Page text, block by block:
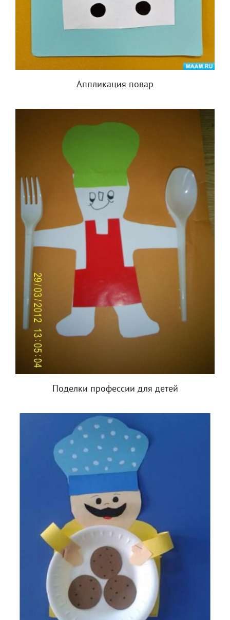
Аппликация повар
Поделки профессии для детей